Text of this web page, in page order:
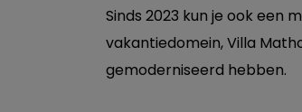
Sinds 2023 kun je ook een
vakantiedomein, Villa
gemoderniseerd hebben.